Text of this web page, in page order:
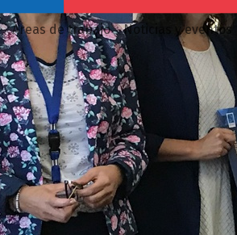
Áreas de trabajo Noticias y eventos